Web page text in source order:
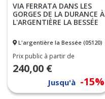
VIA FERRATA DANS LES
GORGES DE LA DURANCE À
L'ARGENTIÈRE LA BESSÉE
L'argentière la Bessée (05120)
Prix public à partir de
240,00 €
Jusqu'à -15%